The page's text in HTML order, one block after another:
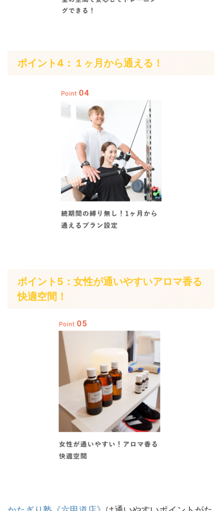
ポイント4：１ヶ月から通える！
ポイント5：女性が通いやすいアロマ香る
快適空間！